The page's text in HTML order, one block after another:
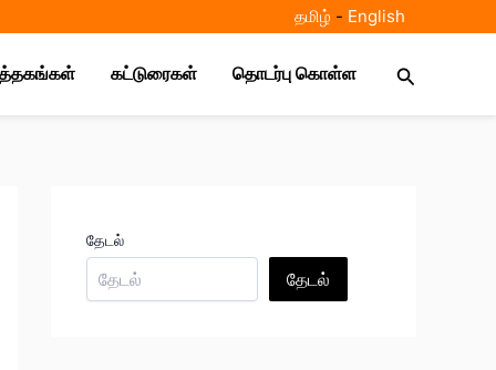
தமிழ் - English
கட்டுரைகள் தொடர்பு கொள்ள Search
தேடல்
தேடல்